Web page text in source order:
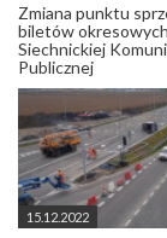
Zmiana punktu
biletów okresowych
Siechnickiej
Publicznej
15.12.2022